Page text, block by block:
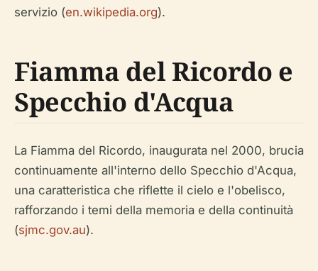
servizio (en.wikipedia.org).
Fiamma del Ricordo e
Specchio d'Acqua
La Fiamma del Ricordo, inaugurata nel 2000, brucia
continuamente all'interno dello Specchio d'Acqua,
una caratteristica che riflette il cielo e l'obelisco,
rafforzando i temi della memoria e della continuità
(sjmc.gov.au).